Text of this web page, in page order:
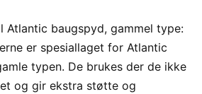
Atlantic baugspyd, gammel type:
er spesiallaget for Atlantic
typen. De brukes der de ikke
og gir ekstra støtte og